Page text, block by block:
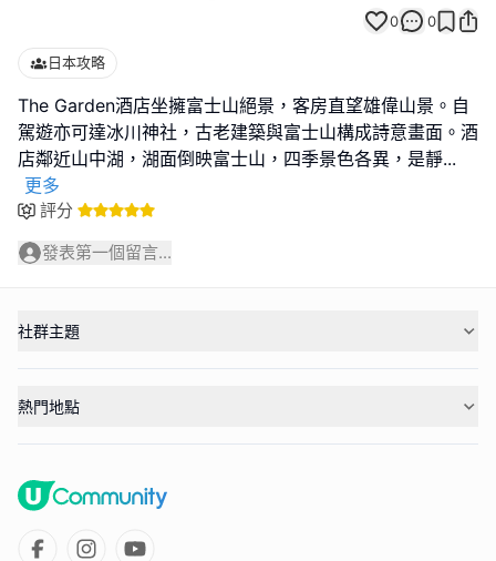
0 0
日本攻略
The Garden酒店坐擁富士山絕景，客房直望雄偉山景。自
駕遊亦可達冰川神社，古老建築與富士山構成詩意畫面。酒
店鄰近山中湖，湖面倒映富士山，四季景色各異，是靜...
更多
評分
發表第一個留言...
社群主題
熱門地點